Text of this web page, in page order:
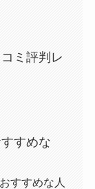
ミ評判レ
すめな
すすめな人